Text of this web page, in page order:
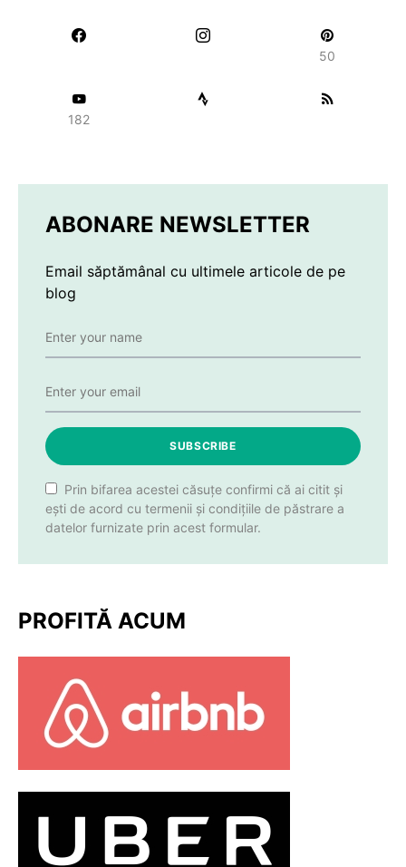
50
182
ABONARE NEWSLETTER
Email săptămânal cu ultimele articole de pe
blog
SUBSCRIBE
Prin bifarea acestei căsuțe confirmi că ai citit și
ești de acord cu termenii și condițiile de păstrare a
datelor furnizate prin acest formular.
PROFITĂ ACUM